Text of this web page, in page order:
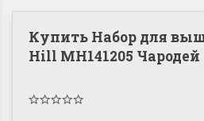
Купить Набор для
Hill MH141205 Чародей